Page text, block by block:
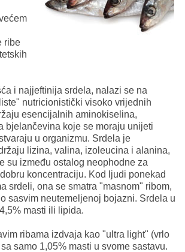
ribe
i najjeftinija srdela, nalazi se na
nutricionistički visoko vrijednih
esencijalnih aminokiselina,
bjelančevina koje se moraju unijeti
u organizmu. Srdela je
lizina, valina, izoleucina i alanina,
su između ostalog neophodne za
koncentraciju. Kod ljudi ponekad
srdeli, ona se smatra "masnom" ribom,
sasvim neutemeljenoj bojazni. Srdela u
masti ili lipida.
ribama izdvaja kao "ultra light" (vrlo
samo 1,05% masti u svome sastavu.